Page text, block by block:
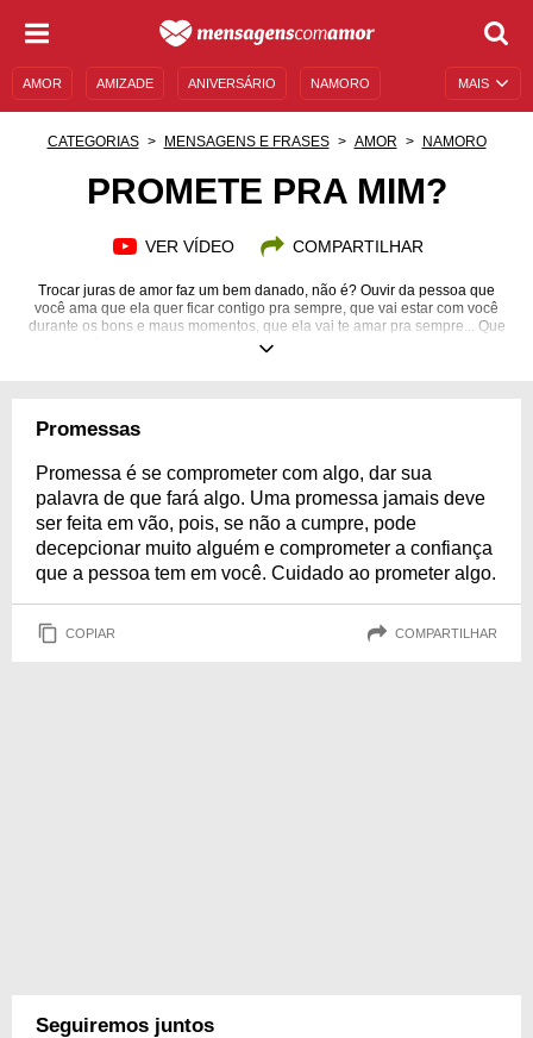
MAIS
AMOR AMIZADE ANIVERSÁRIO NAMORO
CATEGORIAS MENSAGENS E FRASES AMOR NAMORO
PROMETE PRA MIM?
VER VÍDEO COMPARTILHAR
Trocar juras de amor faz um bem danado, não é? Ouvir da pessoa que
você ama que ela quer ficar contigo pra sempre, que vai estar com você
durante os bons e maus momentos, que ela vai te amar pra sempre... Que
sensação maravilhosa! Uma promessa fiel assim sempre fortalece o
Promessas
Promessa é se comprometer com algo, dar sua
palavra de que fará algo. Uma promessa jamais deve
ser feita em vão, pois, se não a cumpre, pode
decepcionar muito alguém e comprometer a confiança
que a pessoa tem em você. Cuidado ao prometer algo.
COPIAR COMPARTILHAR
Seguiremos juntos